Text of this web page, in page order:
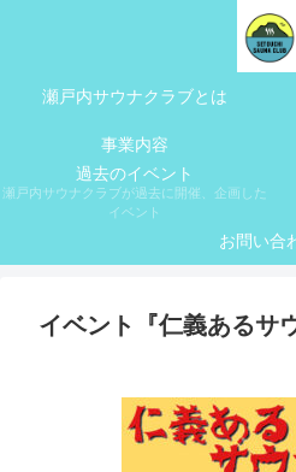
瀬戸内サウナクラブとは
事業内容
過去のイベント
瀬戸内サウナクラブが過去に開催、企画した
イベント
お問い合
イベント『仁義あるサ